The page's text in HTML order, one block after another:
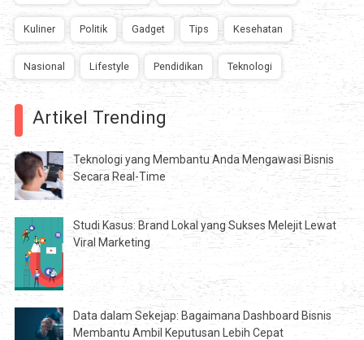
Kuliner Politik Gadget Tips Kesehatan
Nasional Lifestyle Pendidikan Teknologi
Artikel Trending
Teknologi yang Membantu Anda Mengawasi Bisnis
Secara Real-Time
Studi Kasus: Brand Lokal yang Sukses Melejit Lewat
Viral Marketing
Data dalam Sekejap: Bagaimana Dashboard Bisnis
Membantu Ambil Keputusan Lebih Cepat